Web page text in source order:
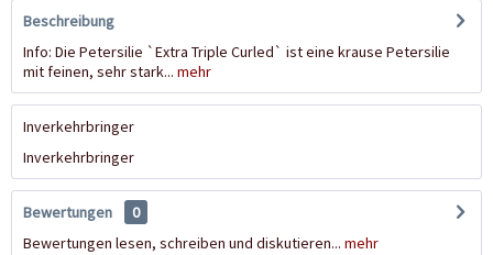
Beschreibung
Info: Die Petersilie `Extra Triple Curled` ist eine krause Petersilie
mit feinen, sehr stark... mehr
Inverkehrbringer
Inverkehrbringer
Bewertungen
0
Bewertungen lesen, schreiben und diskutieren... mehr